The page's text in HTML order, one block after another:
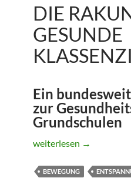
DIE
GESUNDE
Ein
zur
Grundschulen
DIE RAKUNS – Das
weiterlesen →
BEWEGUNG